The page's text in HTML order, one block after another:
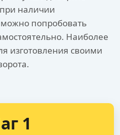
наличии
попробовать
Наиболее
изготовления своими
1